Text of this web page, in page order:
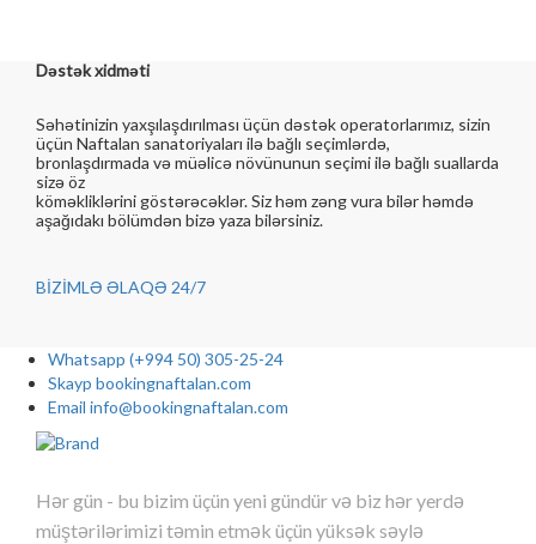
Sualtı uzadılması (əlavə ödəniş)
Rektal mikrobizasiya (əlavə ödəniş)
Vakuum terapiyası (əlavə ödəniş)
USM
STOMATOLOQ
LOR
Dəstək xidməti
Səhətinizin yaxşılaşdırılması üçün dəstək operatorlarımız, sizin
üçün Naftalan sanatoriyaları ilə bağlı seçimlərdə,
bronlaşdırmada və müəlicə növünunun seçimi ilə bağlı suallarda
sizə öz
köməkliklərini göstərəcəklər. Siz həm zəng vura bilər həmdə
aşağıdakı bölümdən bizə yaza bilərsiniz.
BİZİMLƏ ƏLAQƏ 24/7
Whatsapp (+994 50) 305-25-24
Skayp bookingnaftalan.com
Email info@bookingnaftalan.com
Hər gün - bu bizim üçün yeni gündür və biz hər yerdə
müştərilərimizi təmin etmək üçün yüksək səylə